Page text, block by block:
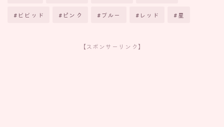
#ビビッド #ピンク #ブルー #レッド #星
【スポンサーリンク】